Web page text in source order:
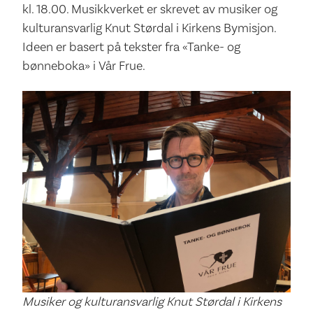
kl. 18.00. Musikkverket er skrevet av musiker og
kulturansvarlig Knut Størdal i Kirkens Bymisjon.
Ideen er basert på tekster fra «Tanke- og
bønneboka» i Vår Frue.
Musiker og kulturansvarlig Knut Størdal i Kirkens